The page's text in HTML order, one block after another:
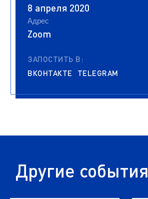
8 апреля 2020
Адрес
Zoom
ЗАПОСТИТЬ В:
ВКОНТАКТЕ
TELEGRAM
Другие события